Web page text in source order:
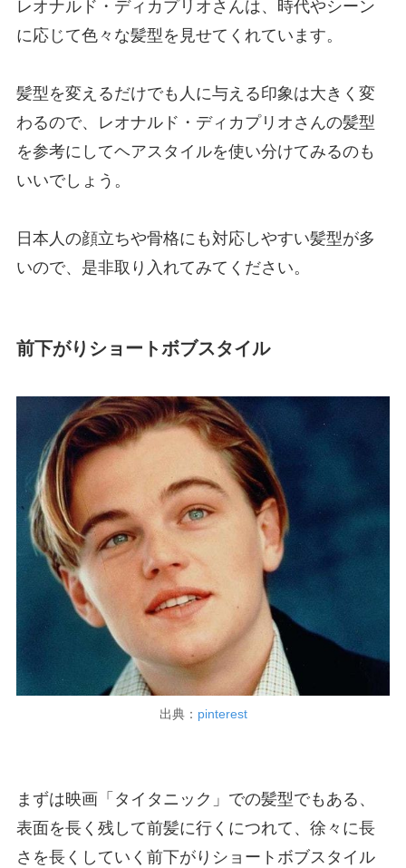
レオナルド・ディカプリオさんは、時代やシーン
に応じて色々な髪型を見せてくれています。
髪型を変えるだけでも人に与える印象は大きく変
わるので、レオナルド・ディカプリオさんの髪型
を参考にしてヘアスタイルを使い分けてみるのも
いいでしょう。
日本人の顔立ちや骨格にも対応しやすい髪型が多
いので、是非取り入れてみてください。
前下がりショートボブスタイル
出典： pinterest
まずは映画「タイタニック」での髪型でもある、
表面を長く残して前髪に行くにつれて、徐々に長
さを長くしていく前下がりショートボブスタイル